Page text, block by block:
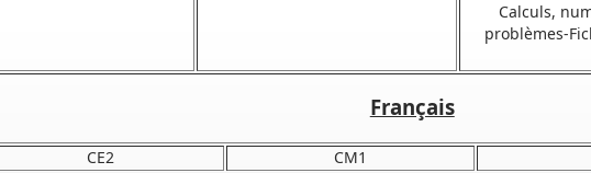
Calculs,
problèmes-
Français
CE2 CM1